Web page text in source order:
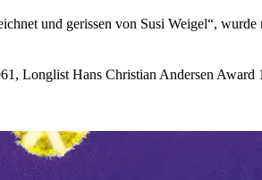
und gerissen von Susi Weigel“,
Longlist Hans Christian Andersen Award